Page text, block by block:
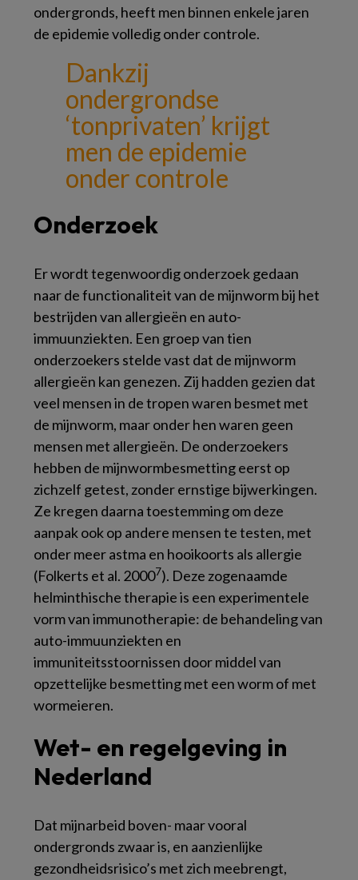
ondergronds, heeft men binnen enkele jaren
de epidemie volledig onder controle.
Dankzij
ondergrondse
‘tonprivaten’ krijgt
men de epidemie
onder controle
Onderzoek
Er wordt tegenwoordig onderzoek gedaan
naar de functionaliteit van de mijnworm bij het
bestrijden van allergieën en auto-
immuunziekten. Een groep van tien
onderzoekers stelde vast dat de mijnworm
allergieën kan genezen. Zij hadden gezien dat
veel mensen in de tropen waren besmet met
de mijnworm, maar onder hen waren geen
mensen met allergieën. De onderzoekers
hebben de mijnwormbesmetting eerst op
zichzelf getest, zonder ernstige bijwerkingen.
Ze kregen daarna toestemming om deze
aanpak ook op andere mensen te testen, met
onder meer astma en hooikoorts als allergie
(Folkerts et al. 20007). Deze zogenaamde
helminthische therapie is een experimentele
vorm van immunotherapie: de behandeling van
auto-immuunziekten en
immuniteitsstoornissen door middel van
opzettelijke besmetting met een worm of met
wormeieren.
Wet- en regelgeving in
Nederland
Dat mijnarbeid boven- maar vooral
ondergronds zwaar is, en aanzienlijke
gezondheidsrisico’s met zich meebrengt,